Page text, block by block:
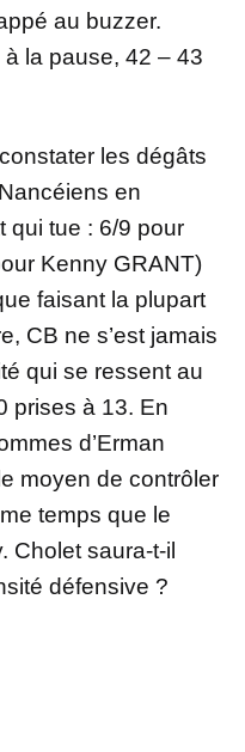
au buzzer.
à la pause, 42 – 43
les dégâts
en
qui tue : 6/9 pour
Kenny GRANT)
faisant la plupart
CB ne s’est jamais
qui se ressent au
prises à 13. En
d’Erman
moyen de contrôler
temps que le
Cholet saura-t-il
défensive ?